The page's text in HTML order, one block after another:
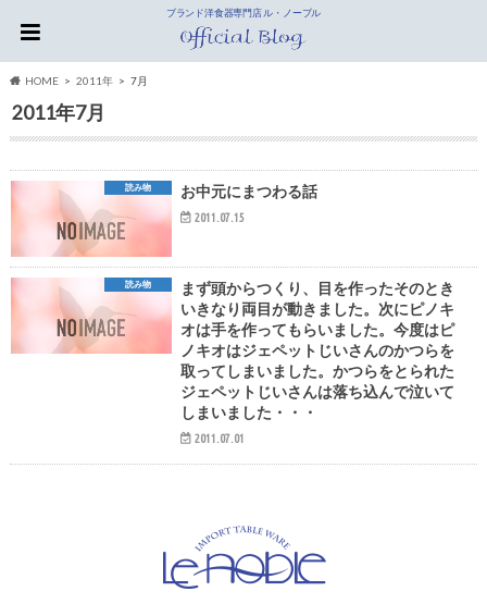
ブランド洋食器専門店 ル・ノーブル
HOME 2011年 7月
2011年7月
読み物 お中元にまつわる話
2011.07.15
読み物
まず頭からつくり、目を作ったそのとき
いきなり両目が動きました。次にピノキ
オは手を作ってもらいました。今度はピ
ノキオはジェペットじいさんのかつらを
取ってしまいました。かつらをとられた
ジェペットじいさんは落ち込んで泣いて
しまいました・・・
2011.07.01